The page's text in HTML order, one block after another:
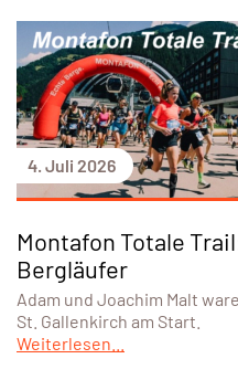
4. Juli 2026
Montafon Totale
Bergläufer
Adam und Joachim Malt
St. Gallenkirch am Start.
Weiterlesen...